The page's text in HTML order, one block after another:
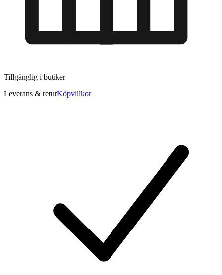
Tillgänglig i butiker
Leverans & returKöpvillkor